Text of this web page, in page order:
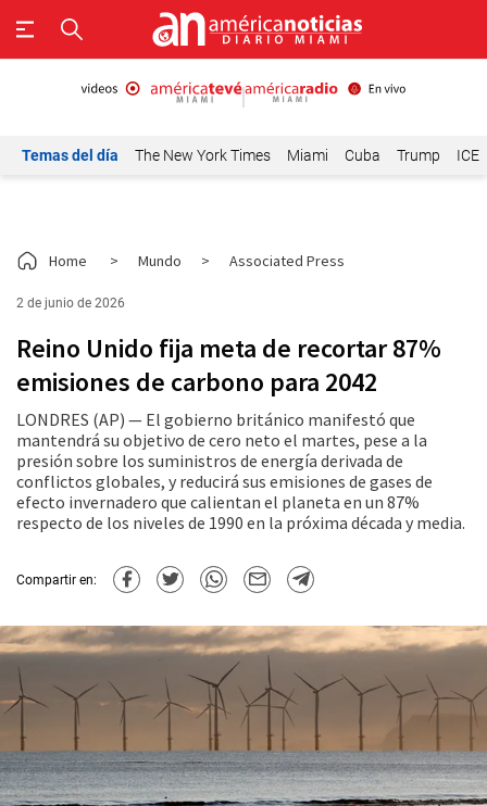
Temas del día The New York Times Miami Cuba Trump ICE
Home > Mundo > Associated Press
2 de junio de 2026
Reino Unido fija meta de recortar 87%
emisiones de carbono para 2042
LONDRES (AP) — El gobierno británico manifestó que
mantendrá su objetivo de cero neto el martes, pese a la
presión sobre los suministros de energía derivada de
conflictos globales, y reducirá sus emisiones de gases de
efecto invernadero que calientan el planeta en un 87%
respecto de los niveles de 1990 en la próxima década y media.
Compartir en: